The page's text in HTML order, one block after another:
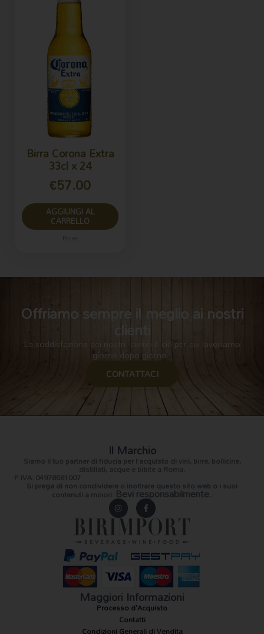
Birra Corona Extra
33cl x 24
€57.00
AGGIUNGI AL
CARRELLO
Offriamo sempre il meglio ai nostri
clienti
La soddisfazione dei nostri clienti è ciò per cui lavoriamo
giorno dopo giorno.
CONTATTACI
Il Marchio
Si prega di non condividere o inoltrare questo sito web o i suoi
contenuti a minori. Bevi responsabilmente.
In
s
t
g
r
a
F
a
c
eb
o
o
k
-f
Maggiori Informazioni
Processo d'Acquisto
Contatti
Condizioni Generali di Vendita